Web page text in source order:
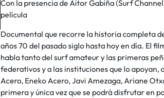
Con la presencia de Aitor Gabiña (Surf
película
Documental que recorre la historia completa
años 70 del pasado siglo hasta hoy en día. El
habla tanto del surf amateur y las primeras
federativos y a las instituciones que lo apoyan,
Acero, Eneko Acero, Javi Amezaga, Ariane
primera y única vez que se podrá disfrutar en